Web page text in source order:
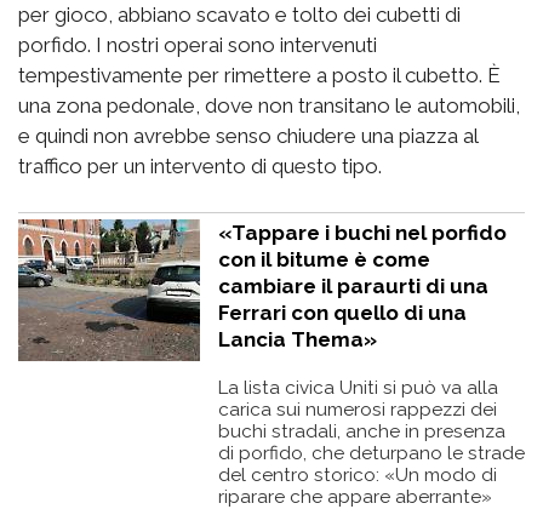
per gioco, abbiano scavato e tolto dei cubetti di
porfido. I nostri operai sono intervenuti
tempestivamente per rimettere a posto il cubetto. È
una zona pedonale, dove non transitano le automobili,
e quindi non avrebbe senso chiudere una piazza al
traffico per un intervento di questo tipo.
«Tappare i buchi nel porfido
con il bitume è come
cambiare il paraurti di una
Ferrari con quello di una
Lancia Thema»
La lista civica Uniti si può va alla
carica sui numerosi rappezzi dei
buchi stradali, anche in presenza
di porfido, che deturpano le strade
del centro storico: «Un modo di
riparare che appare aberrante»